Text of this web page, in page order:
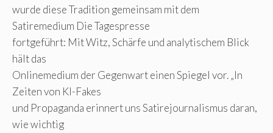
wurde diese Tradition gemeinsam mit dem
Satiremedium Die Tagespresse
fortgeführt: Mit Witz, Schärfe und analytischem Blick
hält das
Onlinemedium der Gegenwart einen Spiegel vor. „In
Zeiten von KI-Fakes
und Propaganda erinnert uns Satirejournalismus daran,
wie wichtig